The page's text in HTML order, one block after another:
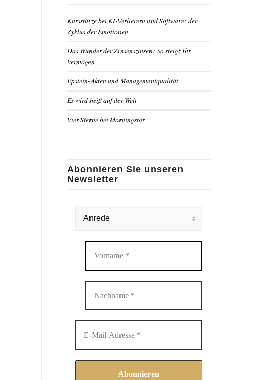
Kursstürze bei KI-Verlierern und Software: der
Zyklus der Emotionen
Das Wunder der Zinsenszinsen: So steigt Ihr
Vermögen
Epstein-Akten und Managementqualität
Es wird heiß auf der Welt
Vier Sterne bei Morningstar
Abonnieren Sie unseren
Newsletter